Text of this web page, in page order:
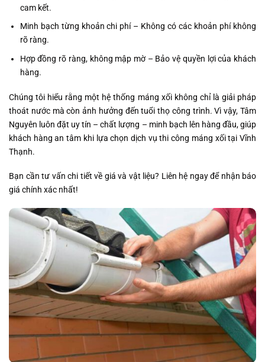
cam kết.
Minh bạch từng khoản chi phí – Không có các khoản phí không
rõ ràng.
Hợp đồng rõ ràng, không mập mờ – Bảo vệ quyền lợi của khách
hàng.
Chúng tôi hiểu rằng một hệ thống máng xối không chỉ là giải pháp
thoát nước mà còn ảnh hưởng đến tuổi thọ công trình. Vì vậy, Tâm
Nguyên luôn đặt uy tín – chất lượng – minh bạch lên hàng đầu, giúp
khách hàng an tâm khi lựa chọn dịch vụ thi công máng xối tại Vĩnh
Thạnh.
Bạn cần tư vấn chi tiết về giá và vật liệu? Liên hệ ngay để nhận báo
giá chính xác nhất!